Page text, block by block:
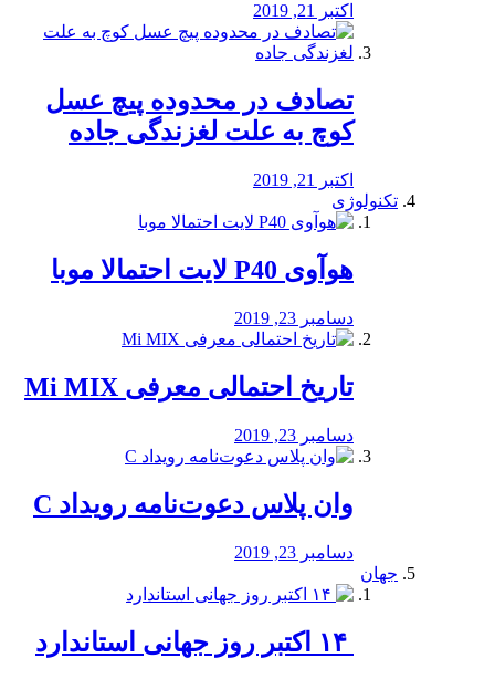
اکتبر 21, 2019
تصادف در محدوده پیچ عسل
کوچ به علت لغزندگی جاده
اکتبر 21, 2019
تکنولوژی
هوآوی P40 لایت احتمالا موبا
دسامبر 23, 2019
تاریخ احتمالی معرفی Mi MIX
دسامبر 23, 2019
وان پلاس دعوت‌نامه رویداد C
دسامبر 23, 2019
جهان